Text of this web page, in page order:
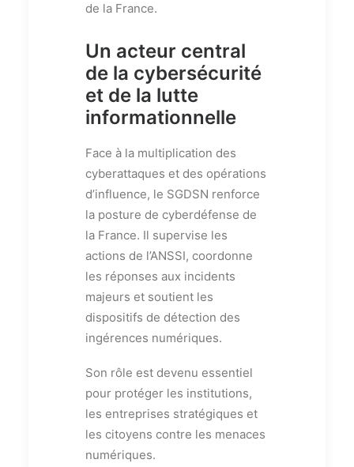
de la France.
Un acteur central
de la cybersécurité
et de la lutte
informationnelle
Face à la multiplication des
cyberattaques et des opérations
d’influence, le SGDSN renforce
la posture de cyberdéfense de
la France. Il supervise les
actions de l’ANSSI, coordonne
les réponses aux incidents
majeurs et soutient les
dispositifs de détection des
ingérences numériques.
Son rôle est devenu essentiel
pour protéger les institutions,
les entreprises stratégiques et
les citoyens contre les menaces
numériques.